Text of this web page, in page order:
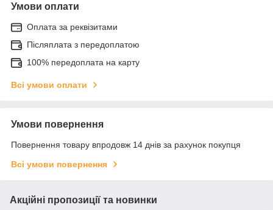
Умови оплати
Оплата за реквізитами
Післяплата з передоплатою
100% передоплата на карту
Всі умови оплати
Умови повернення
Повернення товару впродовж 14 днів за рахунок покупця
Всі умови повернення
Акційні пропозиції та новинки